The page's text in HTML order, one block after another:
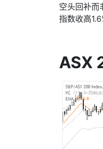
空头回补而
指数收高
ASX